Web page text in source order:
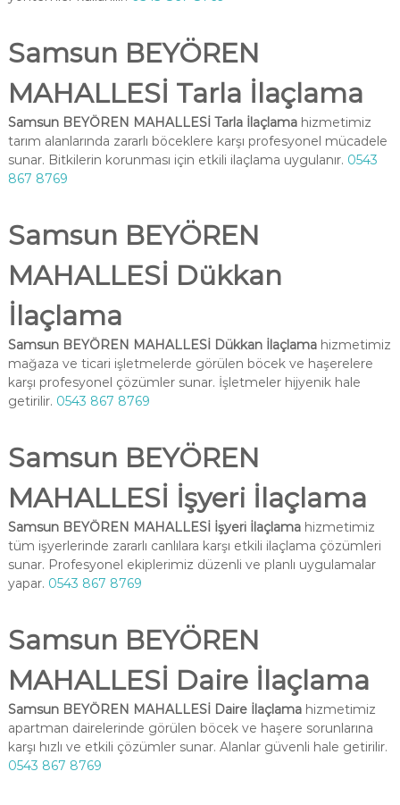
Samsun BEYÖREN
MAHALLESİ Tarla İlaçlama
Samsun BEYÖREN MAHALLESİ Tarla İlaçlamahizmetimiz
tarım alanlarında zararlı böceklere karşı profesyonel mücadele
sunar. Bitkilerin korunması için etkili ilaçlama uygulanır. 0543
867 8769
Samsun BEYÖREN
MAHALLESİ Dükkan
İlaçlama
Samsun BEYÖREN MAHALLESİ Dükkan İlaçlamahizmetimiz
mağaza ve ticari işletmelerde görülen böcek ve haşerelere
karşı profesyonel çözümler sunar. İşletmeler hijyenik hale
getirilir. 0543 867 8769
Samsun BEYÖREN
MAHALLESİ İşyeri İlaçlama
Samsun BEYÖREN MAHALLESİ İşyeri İlaçlamahizmetimiz
tüm işyerlerinde zararlı canlılara karşı etkili ilaçlama çözümleri
sunar. Profesyonel ekiplerimiz düzenli ve planlı uygulamalar
yapar. 0543 867 8769
Samsun BEYÖREN
MAHALLESİ Daire İlaçlama
Samsun BEYÖREN MAHALLESİ Daire İlaçlamahizmetimiz
apartman dairelerinde görülen böcek ve haşere sorunlarına
karşı hızlı ve etkili çözümler sunar. Alanlar güvenli hale getirilir.
0543 867 8769